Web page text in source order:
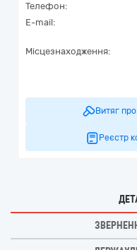
Телефон:
E-mail:
Місцезнаходження:
Витяг про
Реєстр